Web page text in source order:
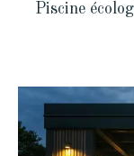
Piscine